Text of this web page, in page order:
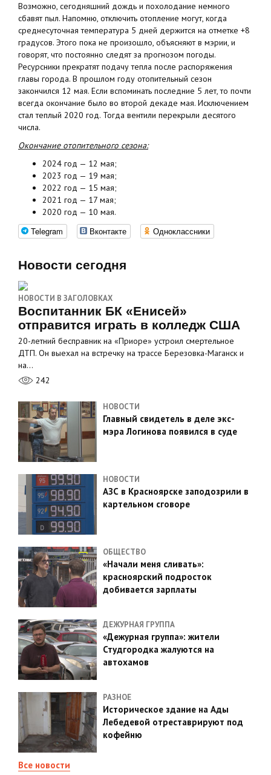
Возможно, сегодняшний дождь и похолодание немного
сбавят пыл. Напомню, отключить отопление могут, когда
среднесуточная температура 5 дней держится на отметке +8
градусов. Этого пока не произошло, объясняют в мэрии, и
говорят, что постоянно следят за прогнозом погоды.
Ресурсники прекратят подачу тепла после распоряжения
главы города. В прошлом году отопительный сезон
закончился 12 мая. Если вспоминать последние 5 лет, то почти
всегда окончание было во второй декаде мая. Исключением
стал теплый 2020 год. Тогда вентили перекрыли десятого
числа.
Окончание отопительного сезона:
2024 год — 12 мая;
2023 год — 19 мая;
2022 год — 15 мая;
2021 год — 17 мая;
2020 год — 10 мая.
Telegram Вконтакте Одноклассники
Новости сегодня
НОВОСТИ В ЗАГОЛОВКАХ
Воспитанник БК «Енисей»
отправится играть в колледж США
20-летний бесправник на «Приоре» устроил смертельное
ДТП. Он выехал на встречку на трассе Березовка-Маганск и
на…
242
НОВОСТИ
Главный свидетель в деле экс-
мэра Логинова появился в суде
НОВОСТИ
АЗС в Красноярске заподозрили в
картельном сговоре
ОБЩЕСТВО
«Начали меня сливать»:
красноярский подросток
добивается зарплаты
ДЕЖУРНАЯ ГРУППА
«Дежурная группа»: жители
Студгородка жалуются на
автохамов
РАЗНОЕ
Историческое здание на Ады
Лебедевой отреставрируют под
кофейню
Все новости